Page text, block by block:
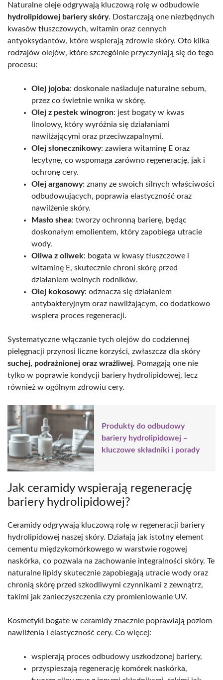
Naturalne oleje odgrywają kluczową rolę w odbudowie
hydrolipidowej bariery skóry. Dostarczają one niezbędnych
kwasów tłuszczowych, witamin oraz cennych
antyoksydantów, które wspierają zdrowie skóry. Oto kilka
rodzajów olejów, które szczególnie przyczyniają się do tego
procesu:
Olej jojoba: doskonale naśladuje naturalne sebum,
przez co świetnie wnika w skórę.
Olej z pestek winogron: jest bogaty w kwas
linolowy, który wyróżnia się działaniami
nawilżającymi oraz przeciwzapalnymi.
Olej słonecznikowy: zawiera witaminę E oraz
lecytynę, co wspomaga zarówno regenerację, jak i
ochronę cery.
Olej arganowy: znany ze swoich silnych właściwości
odbudowujących, poprawia elastyczność oraz
nawilżenie skóry.
Masło shea: tworzy ochronną barierę, będąc
doskonałym emolientem, który zapobiega utracie
wody.
Oliwa z oliwek: bogata w kwasy tłuszczowe i
witaminę E, skutecznie chroni skórę przed
działaniem wolnych rodników.
Olej kokosowy: odznacza się działaniem
antybakteryjnym oraz nawilżającym, co dodatkowo
wspiera proces regeneracji.
Systematyczne włączanie tych olejów do codziennej
pielęgnacji przynosi liczne korzyści, zwłaszcza dla skóry
suchej, podrażnionej oraz wrażliwej. Pomagają one nie
tylko w poprawie kondycji bariery hydrolipidowej, lecz
również w ogólnym zdrowiu cery.
Produkty do odbudowy
bariery hydrolipidowej –
kluczowe składniki i porady
Jak ceramidy wspierają regenerację
bariery hydrolipidowej?
Ceramidy odgrywają kluczową rolę w regeneracji bariery
hydrolipidowej naszej skóry. Działają jak istotny element
cementu międzykomórkowego w warstwie rogowej
naskórka, co pozwala na zachowanie integralności skóry. Te
naturalne lipidy skutecznie zapobiegają utracie wody oraz
chronią skórę przed szkodliwymi czynnikami z zewnątrz,
takimi jak zanieczyszczenia czy promieniowanie UV.
Kosmetyki bogate w ceramidy znacznie poprawiają poziom
nawilżenia i elastyczność cery. Co więcej:
wspierają proces odbudowy uszkodzonej bariery,
przyspieszają regenerację komórek naskórka,